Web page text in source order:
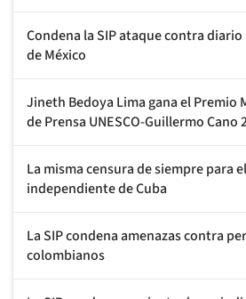
Condena la SIP ataque contra
de México
Jineth Bedoya Lima gana el Premio
de Prensa UNESCO-Guillermo Cano
La misma censura de siempre para
independiente de Cuba
La SIP condena amenazas contra
colombianos